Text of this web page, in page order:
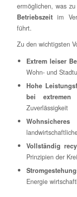
ermöglichen, was
Betriebszeitim
führt.
Zu den wichtigsten
Extrem leiser
Wohn- und
Hohe
bei extremen
Zuverlässigkeit
Wohnsicheres
Vollständig
Prinzipien der
Energie